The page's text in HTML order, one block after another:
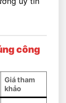
công
Giá tham
khảo